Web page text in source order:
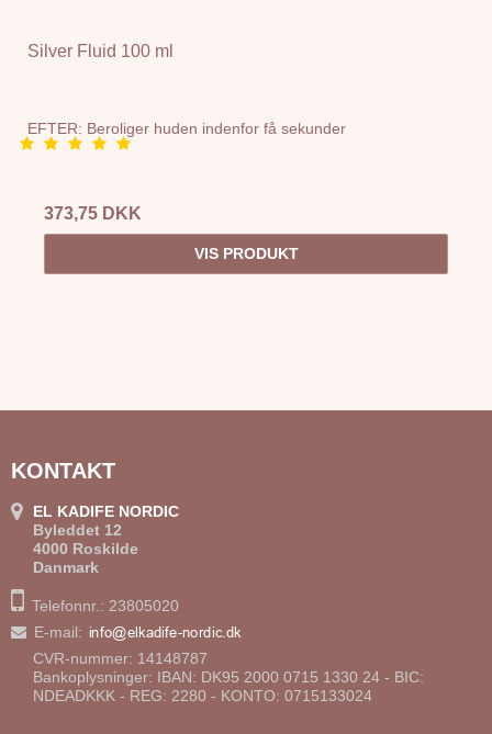
Silver Fluid 100 ml
EFTER: Beroliger huden indenfor få sekunder
373,75 DKK
VIS PRODUKT
KONTAKT
EL KADIFE NORDIC
Byleddet 12
4000 Roskilde
Danmark
Telefonnr.: 23805020
E-mail:
CVR-nummer: 14148787
Bankoplysninger: IBAN: DK95 2000 0715 1330 24 - BIC:
NDEADKKK - REG: 2280 - KONTO: 0715133024